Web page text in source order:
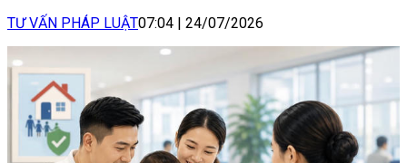
TƯ VẤN PHÁP LUẬT07:04 24/07/2026